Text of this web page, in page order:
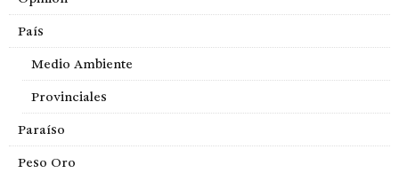
País
Medio Ambiente
Provinciales
Paraíso
Peso Oro